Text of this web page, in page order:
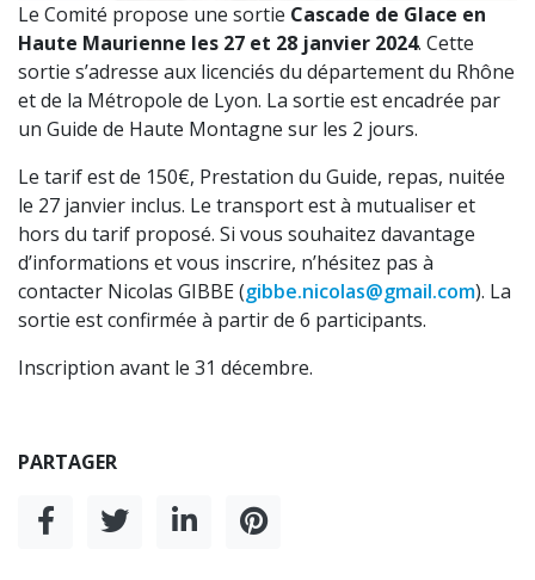
Le Comité propose une sortie Cascade de Glace en
Haute Maurienne les 27 et 28 janvier 2024. Cette
sortie s’adresse aux licenciés du département du Rhône
et de la Métropole de Lyon. La sortie est encadrée par
un Guide de Haute Montagne sur les 2 jours.
Le tarif est de 150€, Prestation du Guide, repas, nuitée
le 27 janvier inclus. Le transport est à mutualiser et
hors du tarif proposé. Si vous souhaitez davantage
d’informations et vous inscrire, n’hésitez pas à
contacter Nicolas GIBBE (gibbe.nicolas@gmail.com). La
sortie est confirmée à partir de 6 participants.
Inscription avant le 31 décembre.
PARTAGER